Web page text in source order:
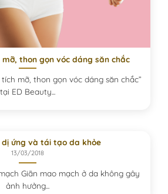
thon gọn vóc dáng săn chắc
mỡ, thon gọn vóc dáng săn chắc”
tại ED Beauty...
dị ứng và tái tạo da khỏe
13/03/2018
Giãn mao mạch ở da không gây
ảnh hưởng...